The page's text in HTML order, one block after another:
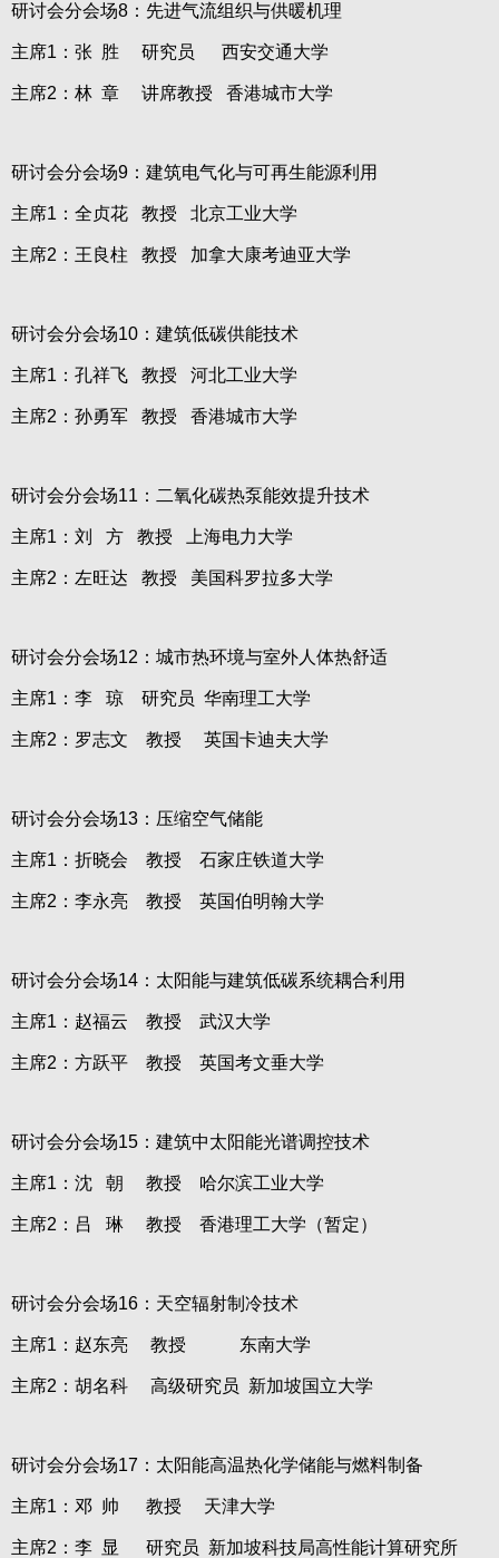
研讨会分会场8：先进气流组织与供暖机理
主席1：张 胜 研究员 西安交通大学
主席2：林 章 讲席教授 香港城市大学
研讨会分会场9：建筑电气化与可再生能源利用
主席1：全贞花 教授 北京工业大学
主席2：王良柱 教授 加拿大康考迪亚大学
研讨会分会场10：建筑低碳供能技术
主席1：孔祥飞 教授 河北工业大学
主席2：孙勇军 教授 香港城市大学
研讨会分会场11：二氧化碳热泵能效提升技术
主席1：刘 方 教授 上海电力大学
主席2：左旺达 教授 美国科罗拉多大学
研讨会分会场12：城市热环境与室外人体热舒适
主席1：李 琼 研究员 华南理工大学
主席2：罗志文 教授 英国卡迪夫大学
研讨会分会场13：压缩空气储能
主席1：折晓会 教授 石家庄铁道大学
主席2：李永亮 教授 英国伯明翰大学
研讨会分会场14：太阳能与建筑低碳系统耦合利用
主席1：赵福云 教授 武汉大学
主席2：方跃平 教授 英国考文垂大学
研讨会分会场15：建筑中太阳能光谱调控技术
主席1：沈 朝 教授 哈尔滨工业大学
主席2：吕 琳 教授 香港理工大学（暂定）
研讨会分会场16：天空辐射制冷技术
主席1：赵东亮 教授 东南大学
主席2：胡名科 高级研究员 新加坡国立大学
研讨会分会场17：太阳能高温热化学储能与燃料制备
主席1：邓 帅 教授 天津大学
主席2：李 显 研究员 新加坡科技局高性能计算研究所